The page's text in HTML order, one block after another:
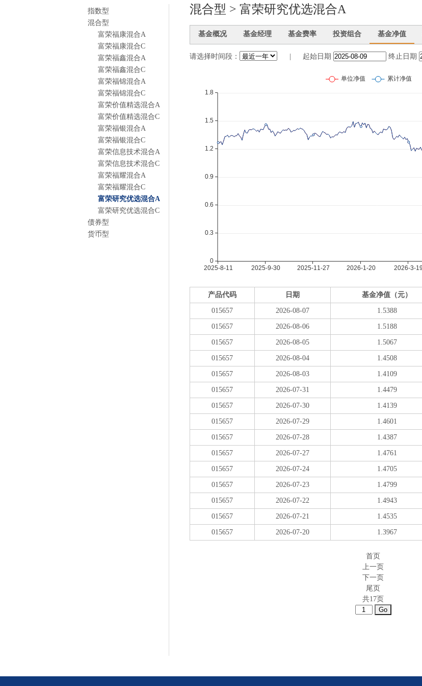
指数型
混合型
富荣福康混合A
富荣福康混合C
富荣福鑫混合A
富荣福鑫混合C
富荣福锦混合A
富荣福锦混合C
富荣价值精选混合A
富荣价值精选混合C
富荣福银混合A
富荣福银混合C
富荣信息技术混合A
富荣信息技术混合C
富荣福耀混合A
富荣福耀混合C
富荣研究优选混合A
富荣研究优选混合C
债券型
货币型
混合型 > 富荣研究优选混合A
基金概况 基金经理 基金费率 投资组合 基金净值
请选择时间段： 起始日期 终止日期
产品代码 日期 基金净值（元）
015657 2026-08-07 1.5388
015657 2026-08-06 1.5188
015657 2026-08-05 1.5067
015657 2026-08-04 1.4508
015657 2026-08-03 1.4109
015657 2026-07-31 1.4479
015657 2026-07-30 1.4139
015657 2026-07-29 1.4601
015657 2026-07-28 1.4387
015657 2026-07-27 1.4761
015657 2026-07-24 1.4705
015657 2026-07-23 1.4799
015657 2026-07-22 1.4943
015657 2026-07-21 1.4535
015657 2026-07-20 1.3967
首页
上一页
下一页
尾页
共17页
Go